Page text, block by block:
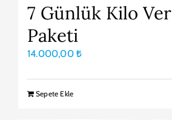
7 Günlük Kilo
Paketi
14.000,00 ₺
Sepete Ekle